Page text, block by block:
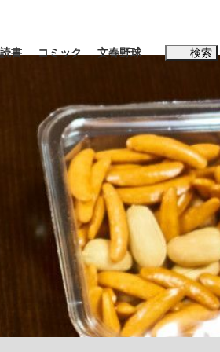
日本代表“敗戦”の真実 選手が明かす...
読書 コミック 文春野球 検索
#松田聖子